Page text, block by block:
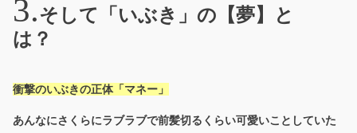
そして「いぶき」の【夢】と
は？
衝撃のいぶきの正体「マネー」
あんなにさくらにラブラブで前髪切るくらい可愛いことしていた